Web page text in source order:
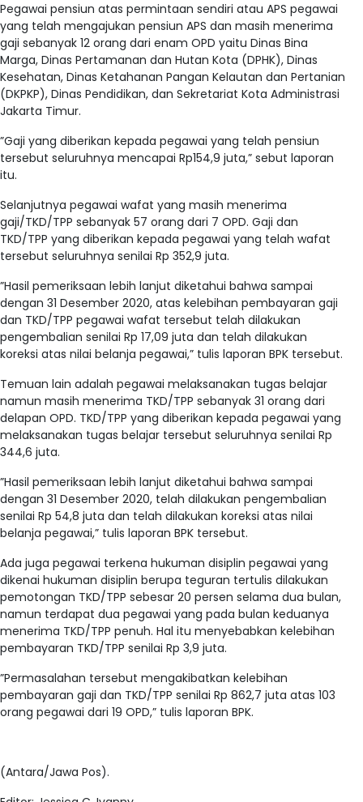
Pegawai pensiun atas permintaan sendiri atau APS pegawai
yang telah mengajukan pensiun APS dan masih menerima
gaji sebanyak 12 orang dari enam OPD yaitu Dinas Bina
Marga, Dinas Pertamanan dan Hutan Kota (DPHK), Dinas
Kesehatan, Dinas Ketahanan Pangan Kelautan dan Pertanian
(DKPKP), Dinas Pendidikan, dan Sekretariat Kota Administrasi
Jakarta Timur.
”Gaji yang diberikan kepada pegawai yang telah pensiun
tersebut seluruhnya mencapai Rp154,9 juta,” sebut laporan
itu.
Selanjutnya pegawai wafat yang masih menerima
gaji/TKD/TPP sebanyak 57 orang dari 7 OPD. Gaji dan
TKD/TPP yang diberikan kepada pegawai yang telah wafat
tersebut seluruhnya senilai Rp 352,9 juta.
”Hasil pemeriksaan lebih lanjut diketahui bahwa sampai
dengan 31 Desember 2020, atas kelebihan pembayaran gaji
dan TKD/TPP pegawai wafat tersebut telah dilakukan
pengembalian senilai Rp 17,09 juta dan telah dilakukan
koreksi atas nilai belanja pegawai,” tulis laporan BPK tersebut.
Temuan lain adalah pegawai melaksanakan tugas belajar
namun masih menerima TKD/TPP sebanyak 31 orang dari
delapan OPD. TKD/TPP yang diberikan kepada pegawai yang
melaksanakan tugas belajar tersebut seluruhnya senilai Rp
344,6 juta.
”Hasil pemeriksaan lebih lanjut diketahui bahwa sampai
dengan 31 Desember 2020, telah dilakukan pengembalian
senilai Rp 54,8 juta dan telah dilakukan koreksi atas nilai
belanja pegawai,” tulis laporan BPK tersebut.
Ada juga pegawai terkena hukuman disiplin pegawai yang
dikenai hukuman disiplin berupa teguran tertulis dilakukan
pemotongan TKD/TPP sebesar 20 persen selama dua bulan,
namun terdapat dua pegawai yang pada bulan keduanya
menerima TKD/TPP penuh. Hal itu menyebabkan kelebihan
pembayaran TKD/TPP senilai Rp 3,9 juta.
”Permasalahan tersebut mengakibatkan kelebihan
pembayaran gaji dan TKD/TPP senilai Rp 862,7 juta atas 103
orang pegawai dari 19 OPD,” tulis laporan BPK.
(Antara/Jawa Pos).